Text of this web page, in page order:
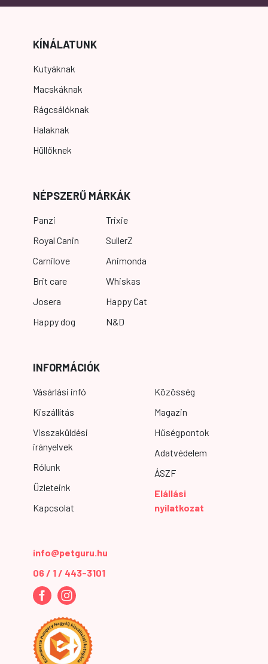
KÍNÁLATUNK
Kutyáknak
Macskáknak
Rágcsálóknak
Halaknak
Hüllőknek
NÉPSZERŰ MÁRKÁK
Panzi
Royal Canin
Carnilove
Brit care
Josera
Happy dog
Trixie
SullerZ
Animonda
Whiskas
Happy Cat
N&D
INFORMÁCIÓK
Vásárlási infó
Kiszállítás
Visszaküldési
irányelvek
Rólunk
Üzleteink
Kapcsolat
Közösség
Magazin
Hűségpontok
Adatvédelem
ÁSZF
Elállási
nyilatkozat
info@petguru.hu
06 / 1 / 443-3101